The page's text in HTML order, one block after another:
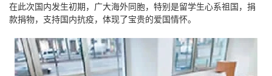
在此次国内发生初期，广大海外同胞，特别是留学生心系祖国，捐
款捐物，支持国内抗疫，体现了宝贵的爱国情怀。